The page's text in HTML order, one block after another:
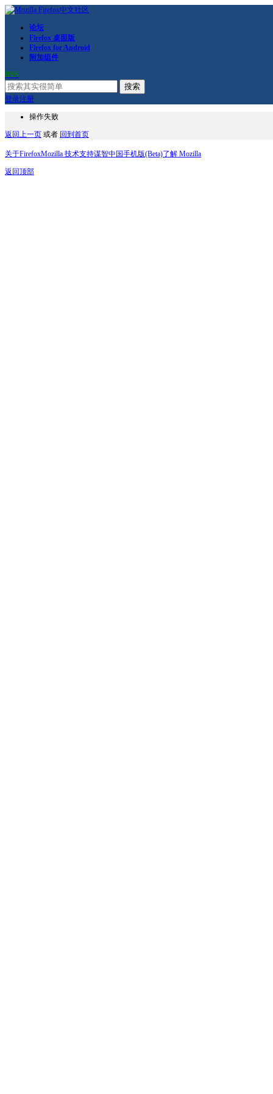
论坛
Firefox 桌面版
Firefox for Android
附加组件
RSS
搜索
登录注册
操作失败
返回上一页 或者 回到首页
关于FirefoxMozilla 技术支持谋智中国手机版(Beta)了解 Mozilla
返回顶部